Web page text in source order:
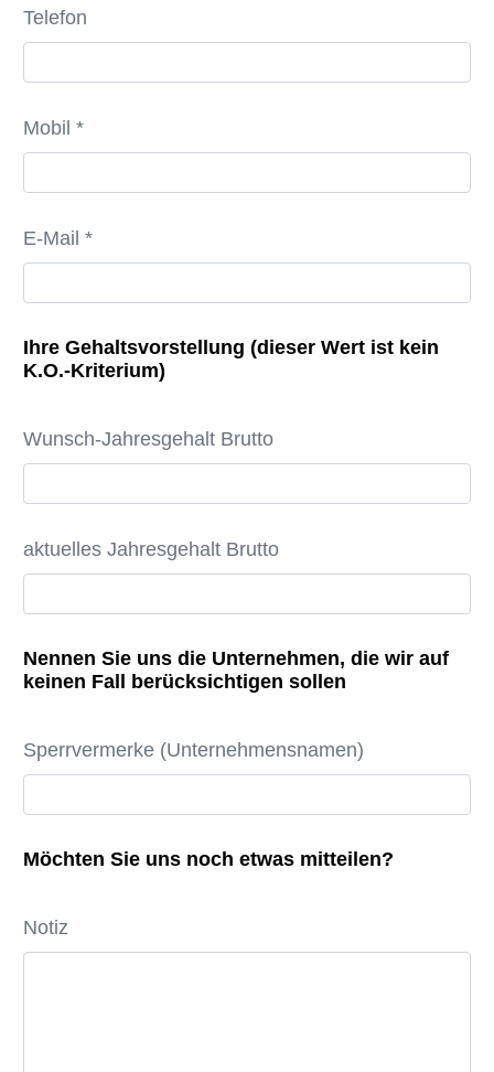
Telefon
Mobil *
E-Mail *
Ihre Gehaltsvorstellung (dieser Wert ist kein
K.O.-Kriterium)
Wunsch-Jahresgehalt Brutto
aktuelles Jahresgehalt Brutto
Nennen Sie uns die Unternehmen, die wir auf
keinen Fall berücksichtigen sollen
Sperrvermerke (Unternehmensnamen)
Möchten Sie uns noch etwas mitteilen?
Notiz